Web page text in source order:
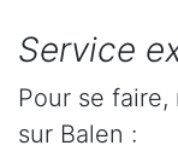
Service
Pour se
sur Balen :